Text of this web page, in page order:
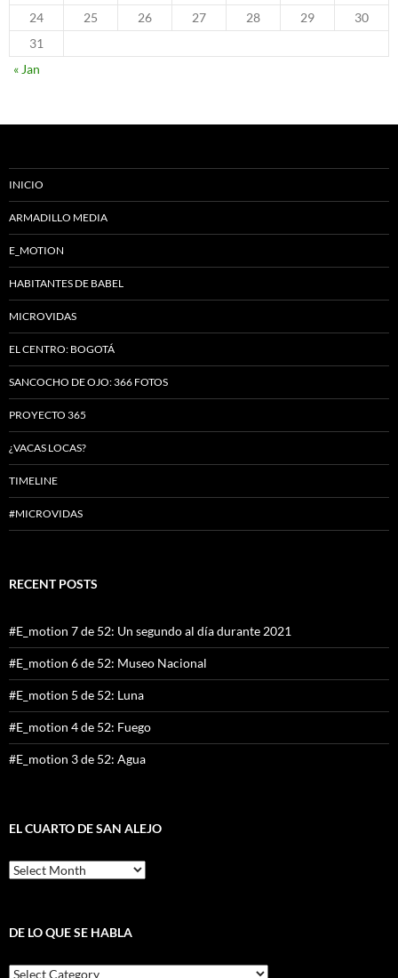
24
25 26 27 28 29
30
31
« Jan
INICIO
ARMADILLO MEDIA
E_MOTION
HABITANTES DE BABEL
MICROVIDAS
EL CENTRO: BOGOTÁ
SANCOCHO DE OJO: 366 FOTOS
PROYECTO 365
¿VACAS LOCAS?
TIMELINE
#MICROVIDAS
RECENT POSTS
#E_motion 7 de 52: Un segundo al día durante 2021
#E_motion 6 de 52: Museo Nacional
#E_motion 5 de 52: Luna
#E_motion 4 de 52: Fuego
#E_motion 3 de 52: Agua
EL CUARTO DE SAN ALEJO
El
cuarto
Alejo
DE LO QUE SE HABLA
De